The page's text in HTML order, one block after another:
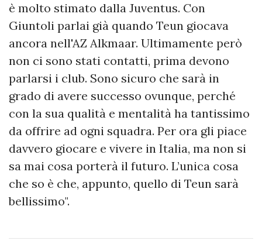
è molto stimato dalla Juventus. Con
Giuntoli parlai già quando Teun giocava
ancora nell'AZ Alkmaar. Ultimamente però
non ci sono stati contatti, prima devono
parlarsi i club. Sono sicuro che sarà in
grado di avere successo ovunque, perché
con la sua qualità e mentalità ha tantissimo
da offrire ad ogni squadra. Per ora gli piace
davvero giocare e vivere in Italia, ma non si
sa mai cosa porterà il futuro. L’unica cosa
che so è che, appunto, quello di Teun sarà
bellissimo".